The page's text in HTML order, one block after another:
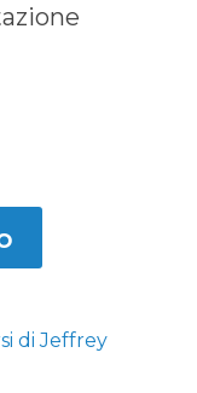
di Jeffrey